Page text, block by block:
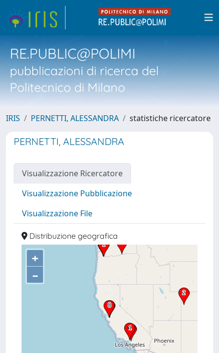
RE.PUBLIC@POLIMI
pubblicazioni di ricerca del
Politecnico di Milano
IRIS PERNETTI, ALESSANDRA statistiche ricercatore
PERNETTI, ALESSANDRA
Visualizzazione Ricercatore
Visualizzazione Pubblicazione
Visualizzazione File
Distribuzione geografica
+
–